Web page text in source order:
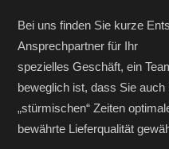
Bei uns finden Sie kurze
Ansprechpartner für Ihr
spezielles Geschäft, ein
beweglich ist, dass Sie auch
„stürmischen“ Zeiten
bewährte Lieferqualität